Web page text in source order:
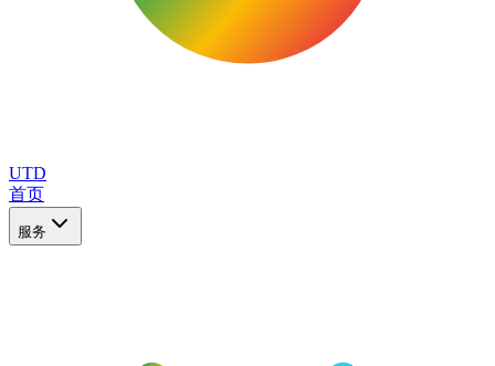
UTD
首页
服务